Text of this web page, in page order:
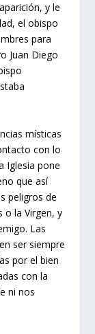
y le
el obispo
para
Juan Diego
místicas
con lo
Iglesia pone
que así
peligros de
o la Virgen, y
Las
ser siempre
por el bien
con la
ni nos